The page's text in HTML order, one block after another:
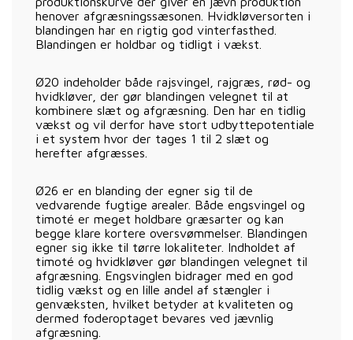
henover afgræsningssæsonen. Hvidkløversorten i
blandingen har en rigtig god vinterfasthed.
Blandingen er holdbar og tidligt i vækst.
Ø20 indeholder både rajsvingel, rajgræs, rød- og
hvidkløver, der gør blandingen velegnet til at
kombinere slæt og afgræsning. Den har en tidlig
vækst og vil derfor have stort udbyttepotentiale
i et system hvor der tages 1 til 2 slæt og
herefter afgræsses.
Ø26 er en blanding der egner sig til de
vedvarende fugtige arealer. Både engsvingel og
timoté er meget holdbare græsarter og kan
begge klare kortere oversvømmelser. Blandingen
egner sig ikke til tørre lokaliteter. Indholdet af
timoté og hvidkløver gør blandingen velegnet til
afgræsning. Engsvinglen bidrager med en god
tidlig vækst og en lille andel af stængler i
genvæksten, hvilket betyder at kvaliteten og
dermed foderoptaget bevares ved jævnlig
afgræsning.